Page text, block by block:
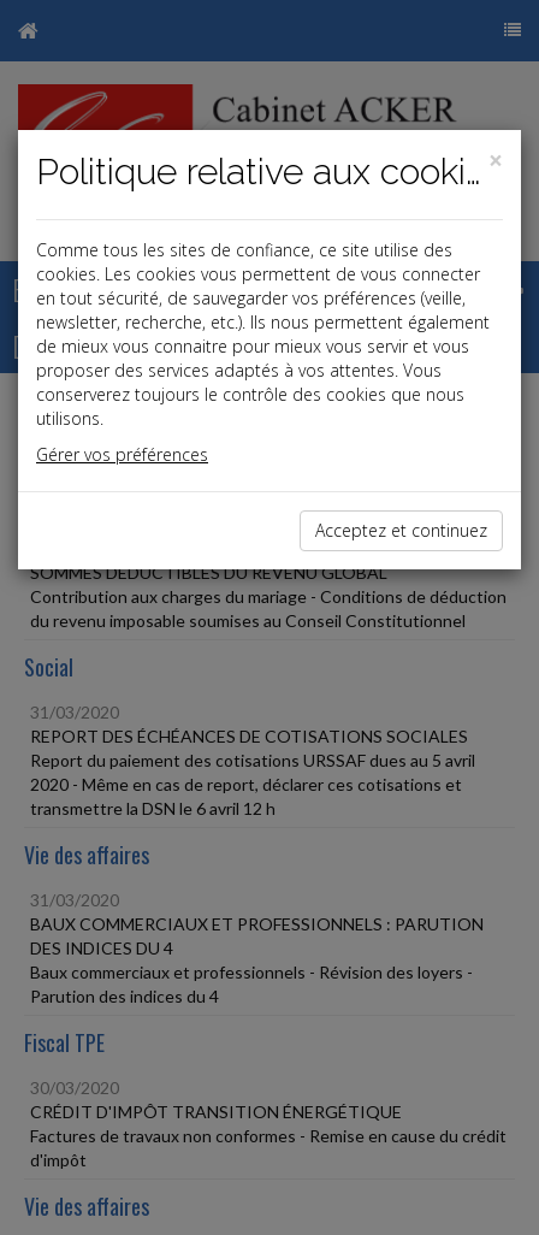
Base documentaire
Dépêches
Liste des dernières dépêches
Fiscal TPE
SOMMES DÉDUCTIBLES DU REVENU GLOBAL
Contribution aux charges du mariage - Conditions de déduction
du revenu imposable soumises au Conseil Constitutionnel
Social
31/03/2020
REPORT DES ÉCHÉANCES DE COTISATIONS SOCIALES
Report du paiement des cotisations URSSAF dues au 5 avril
2020 - Même en cas de report, déclarer ces cotisations et
transmettre la DSN le 6 avril 12 h
Vie des affaires
31/03/2020
BAUX COMMERCIAUX ET PROFESSIONNELS : PARUTION
DES INDICES DU 4
Baux commerciaux et professionnels - Révision des loyers -
Parution des indices du 4
Fiscal TPE
30/03/2020
CRÉDIT D'IMPÔT TRANSITION ÉNERGÉTIQUE
Factures de travaux non conformes - Remise en cause du crédit
d'impôt
Vie des affaires
×
Politique relative aux cookies
Comme tous les sites de confiance, ce site utilise des
cookies. Les cookies vous permettent de vous connecter
en tout sécurité, de sauvegarder vos préférences (veille,
newsletter, recherche, etc.). Ils nous permettent également
de mieux vous connaitre pour mieux vous servir et vous
proposer des services adaptés à vos attentes. Vous
conserverez toujours le contrôle des cookies que nous
utilisons.
Gérer vos préférences
Acceptez et continuez